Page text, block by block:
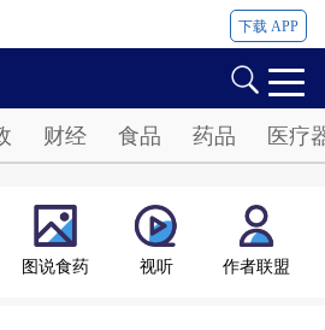
下载 APP
财经 食品 药品 医疗
图说食药 视听 作者联盟